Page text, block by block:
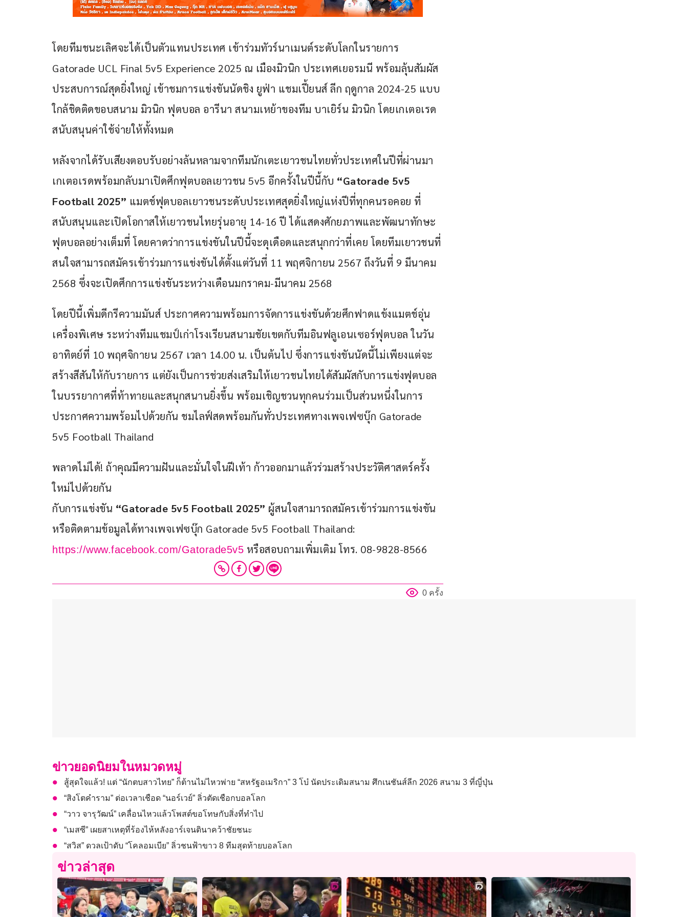
โดยทีมชนะเลิศจะได้เป็นตัวแทนประเทศ เข้าร่วมทัวร์นาเมนต์ระดับโลกในรายการ
Gatorade UCL Final 5v5 Experience 2025 ณ เมืองมิวนิก ประเทศเยอรมนี พร้อมลุ้นสัมผัส
ประสบการณ์สุดยิ่งใหญ่ เข้าชมการแข่งขันนัดชิง ยูฟ่า แชมเปี้ยนส์ ลีก ฤดูกาล 2024-25 แบบ
ใกล้ชิดติดขอบสนาม มิวนิก ฟุตบอล อารีนา สนามเหย้าของทีม บาเยิร์น มิวนิก โดยเกเตอเรด
สนับสนุนค่าใช้จ่ายให้ทั้งหมด
หลังจากได้รับเสียงตอบรับอย่างล้นหลามจากทีมนักเตะเยาวชนไทยทั่วประเทศในปีที่ผ่านมา
เกเตอเรดพร้อมกลับมาเปิดศึกฟุตบอลเยาวชน 5v5 อีกครั้งในปีนี้กับ “Gatorade 5v5
Football 2025” แมตช์ฟุตบอลเยาวชนระดับประเทศสุดยิ่งใหญ่แห่งปีที่ทุกคนรอคอย ที่
สนับสนุนและเปิดโอกาสให้เยาวชนไทยรุ่นอายุ 14-16 ปี ได้แสดงศักยภาพและพัฒนาทักษะ
ฟุตบอลอย่างเต็มที่ โดยคาดว่าการแข่งขันในปีนี้จะดุเดือดและสนุกกว่าที่เคย โดยทีมเยาวชนที่
สนใจสามารถสมัครเข้าร่วมการแข่งขันได้ตั้งแต่วันที่ 11 พฤศจิกายน 2567 ถึงวันที่ 9 มีนาคม
2568 ซึ่งจะเปิดศึกการแข่งขันระหว่างเดือนมกราคม-มีนาคม 2568
โดยปีนี้เพิ่มดีกรีความมันส์ ประกาศความพร้อมการจัดการแข่งขันด้วยศึกฟาดแข้งแมตช์อุ่น
เครื่องพิเศษ ระหว่างทีมแชมป์เก่าโรงเรียนสนามชัยเขตกับทีมอินฟลูเอนเซอร์ฟุตบอล ในวัน
อาทิตย์ที่ 10 พฤศจิกายน 2567 เวลา 14.00 น. เป็นต้นไป ซึ่งการแข่งขันนัดนี้ไม่เพียงแต่จะ
สร้างสีสันให้กับรายการ แต่ยังเป็นการช่วยส่งเสริมให้เยาวชนไทยได้สัมผัสกับการแข่งฟุตบอล
ในบรรยากาศที่ท้าทายและสนุกสนานยิ่งขึ้น พร้อมเชิญชวนทุกคนร่วมเป็นส่วนหนึ่งในการ
ประกาศความพร้อมไปด้วยกัน ชมไลฟ์สดพร้อมกันทั่วประเทศทางเพจเฟซบุ๊ก Gatorade
5v5 Football Thailand
พลาดไม่ได้! ถ้าคุณมีความฝันและมั่นใจในฝีเท้า ก้าวออกมาแล้วร่วมสร้างประวัติศาสตร์ครั้ง
ใหม่ไปด้วยกัน
กับการแข่งขัน “Gatorade 5v5 Football 2025” ผู้สนใจสามารถสมัครเข้าร่วมการแข่งขัน
หรือติดตามข้อมูลได้ทางเพจเฟซบุ๊ก Gatorade 5v5 Football Thailand:
https://www.facebook.com/Gatorade5v5 หรือสอบถามเพิ่มเติม โทร. 08-9828-8566
0 ครั้ง
ข่าวยอดนิยมในหมวดหมู่
สู้สุดใจแล้ว! แต่ “นักตบสาวไทย” ก็ต้านไม่ไหวพ่าย “สหรัฐอเมริกา” 3 โบ๋ นัดประเดิมสนาม ศึกเนชันส์ลีก 2026 สนาม 3 ที่ญี่ปุ่น
“สิงโตคำราม” ต่อเวลาเชือด “นอร์เวย์” ลิ่วตัดเชือกบอลโลก
“วาว จารุวัฒน์” เคลื่อนไหวแล้วโพสต์ขอโทษกับสิ่งที่ทำไป
“เมสซี” เผยสาเหตุที่ร้องไห้หลังอาร์เจนตินาคว้าชัยชนะ
“สวิส” ดวลเป้าดับ “โคลอมเบีย” ลิ่วชนฟ้าขาว 8 ทีมสุดท้ายบอลโลก
ข่าวล่าสุด